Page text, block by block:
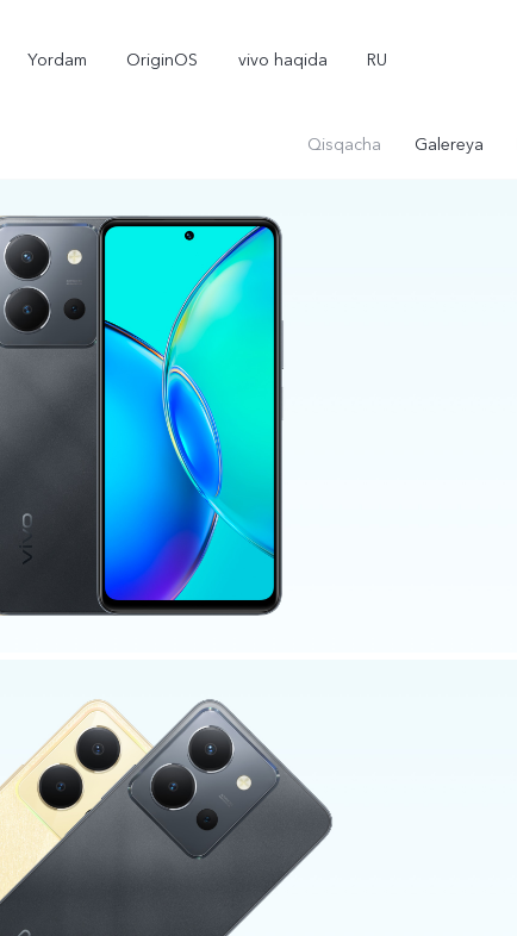
Yordam OriginOS vivo haqida RU
X300 FE yangi
Qisqacha Galereya